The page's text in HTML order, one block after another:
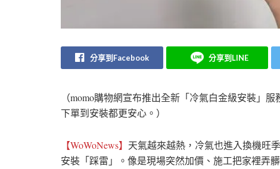
分享到Facebook 分享到LINE
（momo購物網宣布推出全新「冷氣白金級安裝」
下單到安裝都更安心。）
【WoWoNews】 天氣越來越熱，冷氣也進入換機旺
安裝「踩雷」。像是現場突然加價、施工把家裡弄